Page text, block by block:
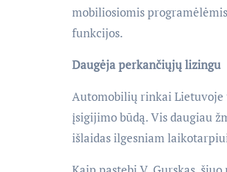
mobiliosiomis
funkcijos.
Daugėja perkančiųjų lizingu
Automobilių rinkai
įsigijimo būdą. Vis daugiau
išlaidas ilgesniam